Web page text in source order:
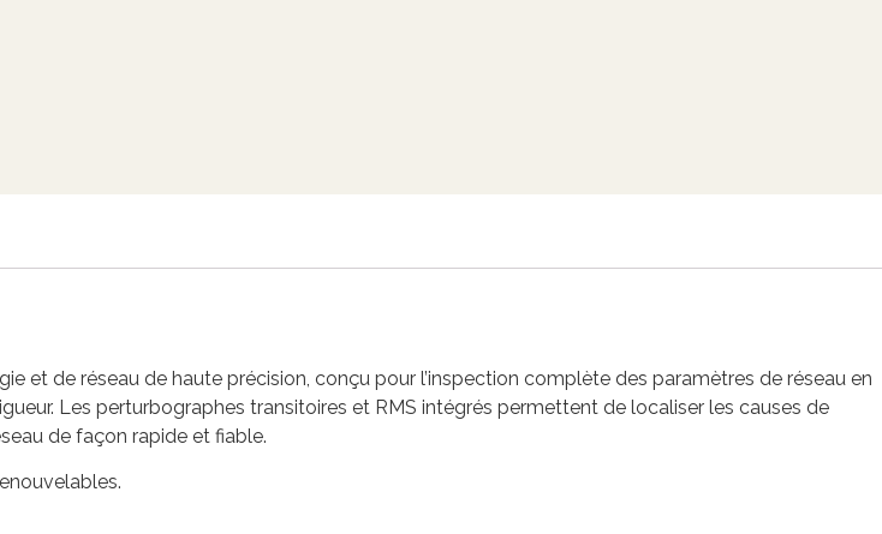
et de réseau de haute précision, conçu pour l’inspection complète des paramètres de réseau en
Les perturbographes transitoires et RMS intégrés permettent de localiser les causes de
de façon rapide et fiable.